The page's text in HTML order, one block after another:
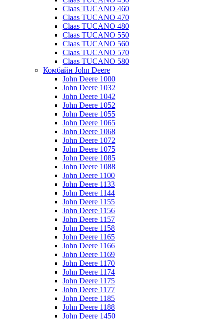
Claas TUCANO 460
Claas TUCANO 470
Claas TUCANO 480
Claas TUCANO 550
Claas TUCANO 560
Claas TUCANO 570
Claas TUCANO 580
Комбайн John Deere
John Deere 1000
John Deere 1032
John Deere 1042
John Deere 1052
John Deere 1055
John Deere 1065
John Deere 1068
John Deere 1072
John Deere 1075
John Deere 1085
John Deere 1088
John Deere 1100
John Deere 1133
John Deere 1144
John Deere 1155
John Deere 1156
John Deere 1157
John Deere 1158
John Deere 1165
John Deere 1166
John Deere 1169
John Deere 1170
John Deere 1174
John Deere 1175
John Deere 1177
John Deere 1185
John Deere 1188
John Deere 1450